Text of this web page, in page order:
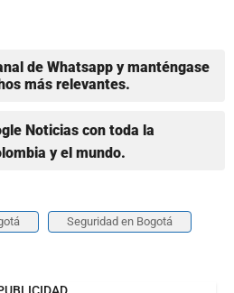
de Whatsapp y manténgase
más relevantes.
Noticias con toda la
y el mundo.
Seguridad en Bogotá